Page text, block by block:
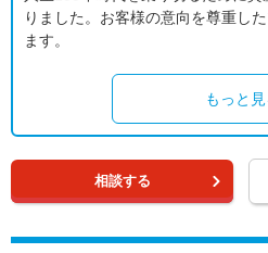
りました。お客様の意向を尊重し
ます。
もっと
相談する